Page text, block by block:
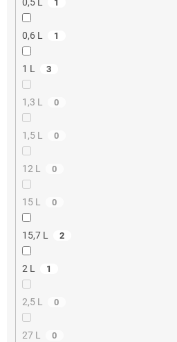
1
0,6 L 1
1 L 3
1,3 L 0
1,5 L 0
12 L 0
15 L 0
15,7 L 2
2 L 1
2,5 L 0
27 L 0